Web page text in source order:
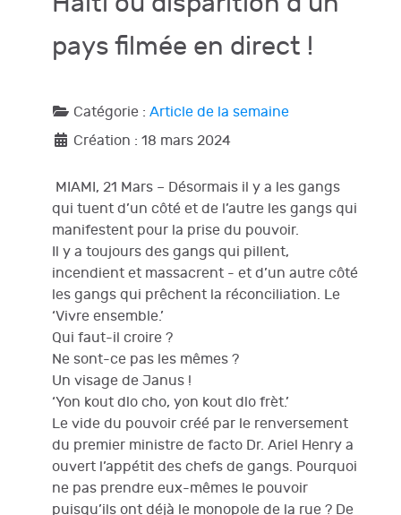
pays filmée en direct !
Catégorie : Article de la semaine
Création : 18 mars 2024
MIAMI, 21 Mars – Désormais il y a les gangs
qui tuent d’un côté et de l’autre les gangs qui
manifestent pour la prise du pouvoir.
Il y a toujours des gangs qui pillent,
incendient et massacrent - et d’un autre côté
les gangs qui prêchent la réconciliation. Le
‘Vivre ensemble.’
Qui faut-il croire ?
Ne sont-ce pas les mêmes ?
Un visage de Janus !
‘Yon kout dlo cho, yon kout dlo frèt.’
Le vide du pouvoir créé par le renversement
du premier ministre de facto Dr. Ariel Henry a
ouvert l’appétit des chefs de gangs. Pourquoi
ne pas prendre eux-mêmes le pouvoir
puisqu’ils ont déjà le monopole de la rue ? De